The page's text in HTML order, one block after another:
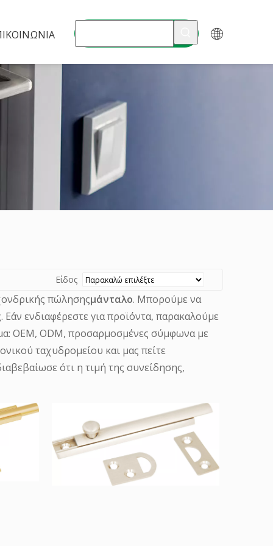
Είδος
πώλησηςμάνταλο. Μπορούμε να
ενδιαφέρεστε για προϊόντα, παρακαλούμε
OEM, ODM, προσαρμοσμένες σύμφωνα με
ταχυδρομείου και μας πείτε
ότι η τιμή της συνείδησης,